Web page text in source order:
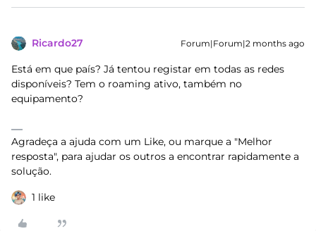
Ricardo27 Forum|Forum|2 months ago
Está em que país? Já tentou registar em todas as redes
disponíveis? Tem o roaming ativo, também no
equipamento?
Agradeça a ajuda com um Like, ou marque a "Melhor
resposta", para ajudar os outros a encontrar rapidamente a
solução.
1 like